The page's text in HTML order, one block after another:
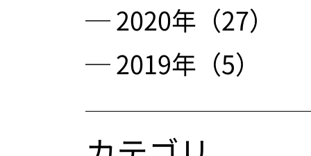
─ 2020年（27）
─ 2019年（5）